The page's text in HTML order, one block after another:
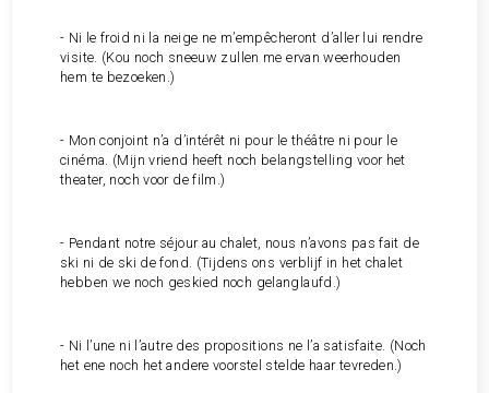
- Ni le froid ni la neige ne m’empêcheront d’aller lui rendre
visite. (Kou noch sneeuw zullen me ervan weerhouden
hem te bezoeken.)
- Mon conjoint n’a d’intérêt ni pour le théâtre ni pour le
cinéma. (Mijn vriend heeft noch belangstelling voor het
theater, noch voor de film.)
- Pendant notre séjour au chalet, nous n’avons pas fait de
ski ni de ski de fond. (Tijdens ons verblijf in het chalet
hebben we noch geskied noch gelanglaufd.)
- Ni l’une ni l’autre des propositions ne l’a satisfaite. (Noch
het ene noch het andere voorstel stelde haar tevreden.)